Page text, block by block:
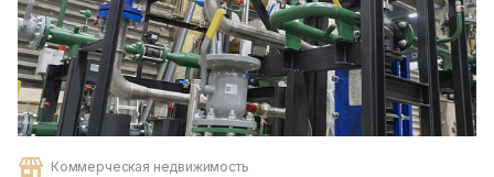
Коммерческая недвижимость